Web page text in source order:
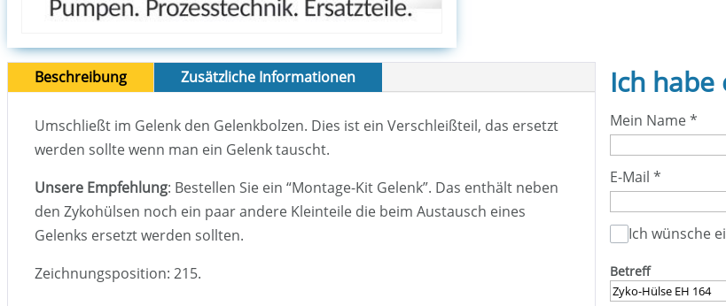
Beschreibung Zusätzliche Informationen
Umschließt im Gelenk den Gelenkbolzen. Dies ist ein Verschleißteil, das ersetzt
werden sollte wenn man ein Gelenk tauscht.
Unsere Empfehlung: Bestellen Sie ein “Montage-Kit Gelenk”. Das enthält neben
den Zykohülsen noch ein paar andere Kleinteile die beim Austausch eines
Gelenks ersetzt werden sollten.
Zeichnungsposition: 215.
Ich habe
Mein Name*
E-Mail *
Ich wünsche
Betreff